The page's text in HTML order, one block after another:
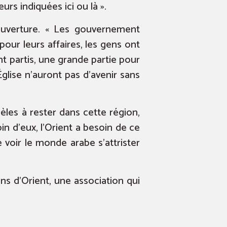
indiquées ici ou là ».
« Les gouvernement
leurs affaires, les gens ont
partis, une grande partie pour
n’auront pas d’avenir sans
à rester dans cette région,
d’eux, l’Orient a besoin de ce
le monde arabe s’attrister
d’Orient, une association qui